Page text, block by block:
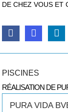
DE CHEZ VOUS ET
PISCINES
RÉALISATION DE
PURA VIDA